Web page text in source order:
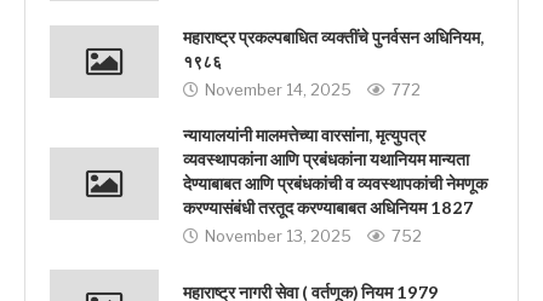
महाराष्ट्र प्रकल्पबाधित व्यक्तींचे पुनर्वसन अधिनियम,
१९८६
November 14, 2025 772
न्यायालयांनी मालमत्तेच्या वारसांना, मृत्युपत्र
व्यवस्थापकांना आणि प्रबंधकांना यथानियम मान्यता
देण्याबाबत आणि प्रबंधकांची व व्यवस्थापकांची नेमणूक
करण्यासंबंधी तरतूद करण्याबाबत अधिनियम 1827
November 13, 2025 752
महाराष्ट्र नागरी सेवा ( वर्तणूक) नियम 1979